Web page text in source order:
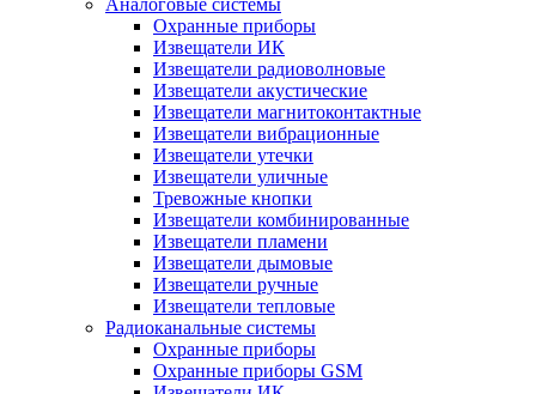
Аналоговые системы
Охранные приборы
Извещатели ИК
Извещатели радиоволновые
Извещатели акустические
Извещатели магнитоконтактные
Извещатели вибрационные
Извещатели утечки
Извещатели уличные
Тревожные кнопки
Извещатели комбинированные
Извещатели пламени
Извещатели дымовые
Извещатели ручные
Извещатели тепловые
Радиоканальные системы
Охранные приборы
Охранные приборы GSM